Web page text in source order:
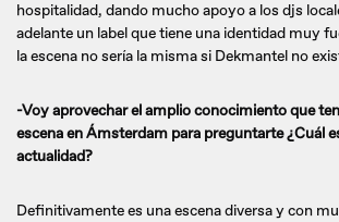
hospitalidad, dando mucho apoyo a los djs
adelante un label que tiene una identidad muy
la escena no sería la misma si Dekmantel no
-Voy aprovechar el amplio conocimiento que
escena en Ámsterdam para preguntarte ¿Cuál
actualidad?
Definitivamente es una escena diversa y con